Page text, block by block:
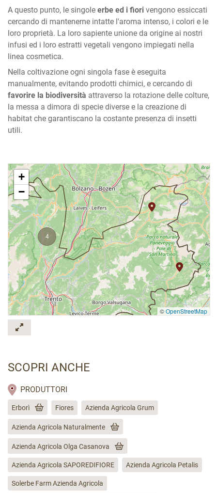
A questo punto, le singole erbe ed i fiori vengono essiccati
cercando di mantenerne intatte l'aroma intenso, i colori e le
loro proprietà. La loro sapiente unione da origine ai nostri
infusi ed i loro estratti vegetali vengono impiegati nella
linea cosmetica.
Nella coltivazione ogni singola fase è eseguita
manualmente, evitando prodotti chimici, e cercando di
favorire la biodiversità attraverso la rotazione delle colture,
la messa a dimora di specie diverse e la creazione di
habitat che garantiscano la costante presenza di insetti
utili.
4
+
−
©OpenStreetMap
SCOPRI ANCHE
PRODUTTORI
Erborì Fiores Azienda Agricola Grum
Azienda Agricola Naturalmente
Azienda Agricola Olga Casanova
Azienda Agricola SAPOREDIFIORE Azienda Agricola Petalis
Solerbe Farm Azienda Agricola